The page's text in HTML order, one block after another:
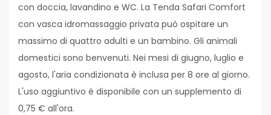
con doccia, lavandino e WC. La Tenda Safari Comfort
con vasca idromassaggio privata può ospitare un
massimo di quattro adulti e un bambino. Gli animali
domestici sono benvenuti. Nei mesi di giugno, luglio e
agosto, l'aria condizionata è inclusa per 8 ore al giorno.
L'uso aggiuntivo è disponibile con un supplemento di
0,75 € all'ora.